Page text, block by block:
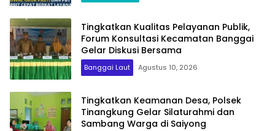
Tingkatkan Kualitas Pelayanan Publik,
Forum Konsultasi Kecamatan Banggai
Gelar Diskusi Bersama
Banggai Laut Agustus 10, 2026
Tingkatkan Keamanan Desa, Polsek
Tinangkung Gelar Silaturahmi dan
Sambang Warga di Saiyong